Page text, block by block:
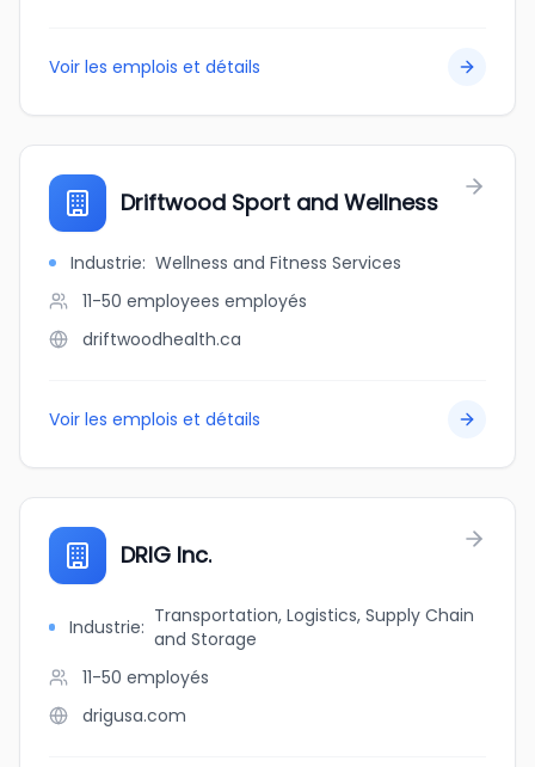
Voir les emplois et détails
Driftwood Sport and Wellness
Industrie: Wellness and Fitness Services
11-50 employees employés
driftwoodhealth.ca
Voir les emplois et détails
DRIG Inc.
Industrie: Transportation, Logistics, Supply Chain
and Storage
11-50 employés
drigusa.com